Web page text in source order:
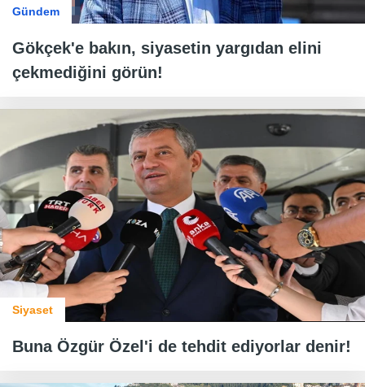
Gündem
Gökçek'e bakın, siyasetin yargıdan elini
çekmediğini görün!
Siyaset
Buna Özgür Özel'i de tehdit ediyorlar denir!